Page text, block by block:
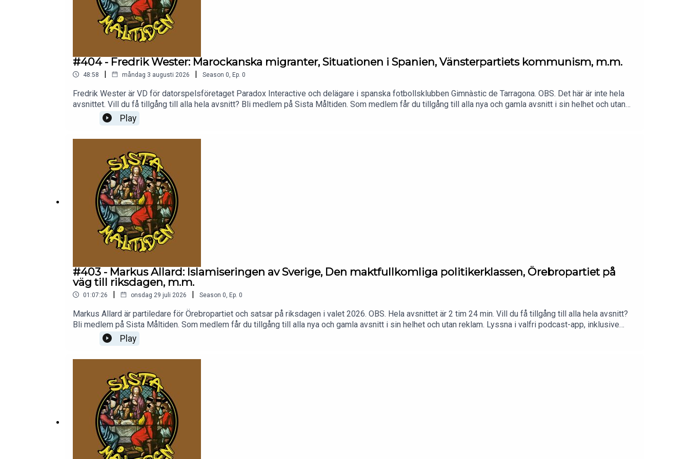
#404 - Fredrik Wester: Marockanska migranter, Situationen i Spanien, Vänsterpartiets kommunism, m.m.
48:58 | måndag 3 augusti 2026 | Season 0 Ep. 0
Fredrik Wester är VD för datorspelsföretaget Paradox Interactive och delägare i spanska fotbollsklubben Gimnàstic de Tarragona. OBS. Det här är inte hela
avsnittet. Vill du få tillgång till alla hela avsnitt? Bli medlem på Sista Måltiden. Som medlem får du tillgång till alla nya och gamla avsnitt i sin helhet och utan
reklam. Lyssna i valfri podcast-app, inklusive Spotify. Enkelt att komma igång. Ingen bindningstid. Tryck här för att bli medlem eller gå in på
https://sistamaltiden.se.
Play
#403 - Markus Allard: Islamiseringen av Sverige, Den maktfullkomliga politikerklassen, Örebropartiet på
väg till riksdagen, m.m.
01:07:26 | onsdag 29 juli 2026 | Season 0 Ep. 0
Markus Allard är partiledare för Örebropartiet och satsar på riksdagen i valet 2026. OBS. Hela avsnittet är 2 tim 24 min. Vill du få tillgång till alla hela avsnitt?
Bli medlem på Sista Måltiden. Som medlem får du tillgång till alla nya och gamla avsnitt i sin helhet och utan reklam. Lyssna i valfri podcast-app, inklusive
Spotify. Enkelt att komma igång. Ingen bindningstid. Tryck här för att bli medlem eller gå in på https://sistamaltiden.se.
Play